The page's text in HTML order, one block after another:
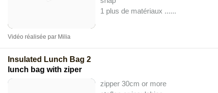
1 plus de matériaux ......
Vidéo réalisée par Milia
Insulated Lunch Bag 2
lunch bag with ziper
zipper 30cm or more